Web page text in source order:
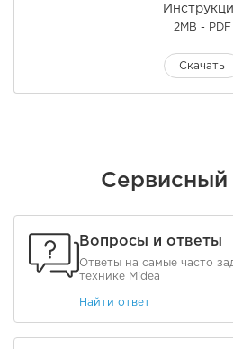
2MB - PDF
Скачать
Сервисный
Вопросы и ответы
Ответы на самые часто
технике Midea
Найти ответ